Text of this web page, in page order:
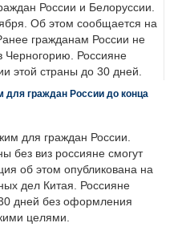
России и Белоруссии.
Об этом сообщается на
гражданам России не
Черногорию. Россияне
этой страны до 30 дней.
для граждан России до конца
для граждан России.
без виз россияне смогут
об этом опубликована на
дел Китая. Россияне
дней без оформления
целями.